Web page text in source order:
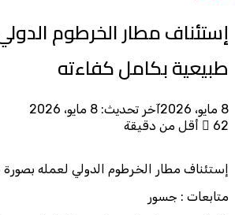
إستئناف مطار الخرطوم
طبيعية بكامل كفاءته
8 مايو، 2026
آخر تحديث: 8 مايو، 2026
62
أقل من دقيقة
إستئناف مطار الخرطوم الدولي لعمله بصورة
متابعات : جسور